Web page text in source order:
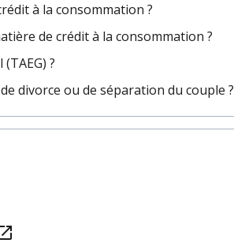
à la consommation ?
de crédit à la consommation ?
?
divorce ou de séparation du couple ?